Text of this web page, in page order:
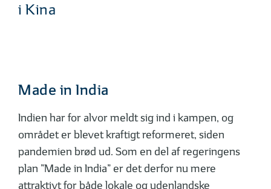
i Kina
Made in India
Indien har for alvor meldt sig ind i kampen, og
området er blevet kraftigt reformeret, siden
pandemien brød ud. Som en del af regeringens
plan ”Made in India” er det derfor nu mere
attraktivt for både lokale og udenlandske